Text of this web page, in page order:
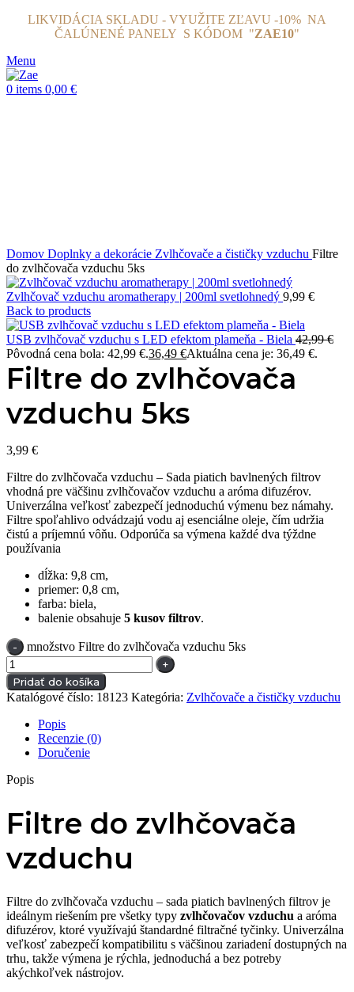
LIKVIDÁCIA SKLADU - VYUŽITE ZĽAVU -10% NA
ČALÚNENÉ PANELY S KÓDOM "ZAE10"
Menu
0 items 0,00 €
Domov Doplnky a dekorácie Zvlhčovače a čističky vzduchu Filtre
do zvlhčovača vzduchu 5ks
Zvlhčovač vzduchu aromatherapy | 200ml svetlohnedý 9,99 €
Back to products
USB zvlhčovač vzduchu s LED efektom plameňa - Biela 42,99€
Pôvodná cena bola: 42,99 €.36,49 €Aktuálna cena je: 36,49 €.
Filtre do zvlhčovača
vzduchu 5ks
3,99 €
Filtre do zvlhčovača vzduchu – Sada piatich bavlnených filtrov
vhodná pre väčšinu zvlhčovačov vzduchu a aróma difuzérov.
Univerzálna veľkosť zabezpečí jednoduchú výmenu bez námahy.
Filtre spoľahlivo odvádzajú vodu aj esenciálne oleje, čím udržia
čistú a príjemnú vôňu. Odporúča sa výmena každé dva týždne
používania
dĺžka: 9,8 cm,
priemer: 0,8 cm,
farba: biela,
balenie obsahuje 5 kusov filtrov.
množstvo Filtre do zvlhčovača vzduchu 5ks
Pridať do košíka
Katalógové číslo: 18123 Kategória: Zvlhčovače a čističky vzduchu
Popis
Recenzie (0)
Doručenie
Popis
Filtre do zvlhčovača
vzduchu
Filtre do zvlhčovača vzduchu – sada piatich bavlnených filtrov je
ideálnym riešením pre všetky typy zvlhčovačov vzduchu a aróma
difuzérov, ktoré využívajú štandardné filtračné tyčinky. Univerzálna
veľkosť zabezpečí kompatibilitu s väčšinou zariadení dostupných na
trhu, takže výmena je rýchla, jednoduchá a bez potreby
akýchkoľvek nástrojov.